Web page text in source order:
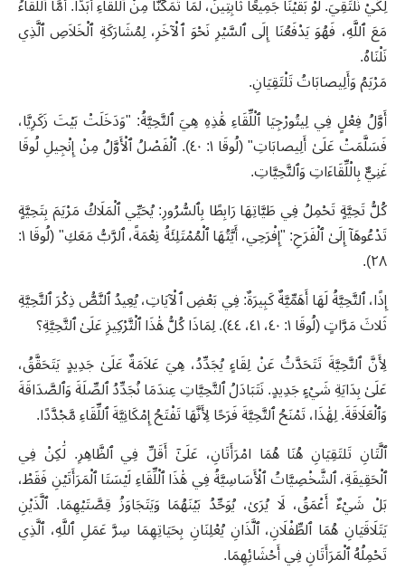
لِكَيْ نَلْتَقِيَ. لَوْ بَقَيْنَا جَمِيعًا ثَابِتِينَ، لَمَا تَمَكَّنَّا مِنْ ٱلْلِّقَاءِ أَبَدًا. أَمَّا ٱلْلِّقَاءُ
مَعَ ٱللَّهِ، فَهُوَ يَدْفَعُنَا إِلَى ٱلسَّيْرِ نَحْوَ ٱلْآخَرِ، لِمُشَارَكَةِ ٱلْخَلاَصِ ٱلَّذِي
نَلْنَاهُ.
مَرْيَمُ وَأَلِيصابَاتُ تَلْتَقِيَانِ.
أَوَّلُ فِعْلٍ فِي لِيتُورْجِيَا ٱلْلِّقَاءِ هَٰذِهِ هِيَ ٱلتَّحِيَّةُ: "وَدَخَلَتْ بَيْتَ زَكَرِيَّا،
فَسَلَّمَتْ عَلَىٰ أَلِيصابَاتِ" (لُوقَا ١: ٤٠). ٱلْفَصْلُ ٱلْأَوَّلُ مِنْ إِنْجِيلِ لُوقَا
غَنِيٌّ بِالْلِّقَاءَاتِ وَٱلتَّحِيَّاتِ.
كُلُّ تَحِيَّةٍ تَحْمِلُ فِي طَيَّاتِهَا رَابِطًا بِٱلسُّرُورِ: يُحَيِّي ٱلْمَلَاكُ مَرْيَمَ بِتَحِيَّةٍ
تَدْعُوهَآ إِلَىٰ ٱلْفَرَحِ: "إِفْرَحِي، أَيَّتُهَا ٱلْمُمْتَلِئَةُ نِعْمَةً، ٱلرَّبُّ مَعَكِ" (لُوقَا ١:
٢٨).
إِذًا، ٱلتَّحِيَّةُ لَهَا أَهَمِّيَّةٌ كَبِيرَةٌ: فِي بَعْضِ ٱلْآيَاتِ، يُعِيدُ ٱلنَّصُّ ذِكْرَ ٱلتَّحِيَّةِ
ثَلاثَ مَرَّاتٍ (لُوقَا ١: ٤٠، ٤١، ٤٤). لِمَاذَا كُلُّ هَٰذَا ٱلْتَّرْكِيزِ عَلَىٰ ٱلتَّحِيَّةِ؟
لِأَنَّ ٱلتَّحِيَّةَ تَتَحَدَّثُ عَنْ لِقَاءٍ يُجَدِّدُ، هِيَ عَلاَمَةٌ عَلَىٰ جَدِيدٍ يَتَحَقَّقُ،
عَلَىٰ بِدَايَةِ شَيْءٍ جَدِيدٍ. نَتَبَادَلُ ٱلتَّحِيَّاتِ عِندَمَا نُجَدِّدُ ٱلصِّلَةَ وَٱلصَّدَاقَةَ
وَٱلْعَلَاقَةَ. لِهَٰذَا، تَمْنَحُ ٱلتَّحِيَّةَ فَرَحًا لِأَنَّهَا تَفْتَحُ إِمْكَانِيَّةَ ٱللِّقَاءِ مَّجْدَّدًا.
ٱلَّتَانِ تَلتَقِيَانِ هُنَا هُمَا امْرَأَتَانِ، عَلَىٰٓ أَقَلِّ فِي ٱلظَّاهِرِ. لَٰكِنْ فِي
ٱلْحَقِيقَةِ، ٱلشَّخْصِيَّاتُ ٱلْأَسَاسِيَّةُ فِي هَٰذَا ٱلْلِّقَاءِ لَيْسَتَا ٱلْمَرَأَتَيْنِ فَقَطْ،
بَلْ شَيْءٌ أَعْمَقُ، لَا يُرَىٰ، يُوَحِّدُ بَيْنَهُمَا وَيَتَجَاوَزُ قِصَّتَيْهِمَا. ٱلَّذَيْنِ
يَتَلَاقَيَانِ هُمَا ٱلطِّفْلَانِ، ٱلَّذَانِ يُعْلِنَانِ بِحَيَاتِهِمَا سِرَّ عَمَلِ ٱللَّهِ، ٱلَّذِي
تَحْمِلُهُ ٱلْمَرَأَتَانِ فِي أَحْشَائِهِمَا.